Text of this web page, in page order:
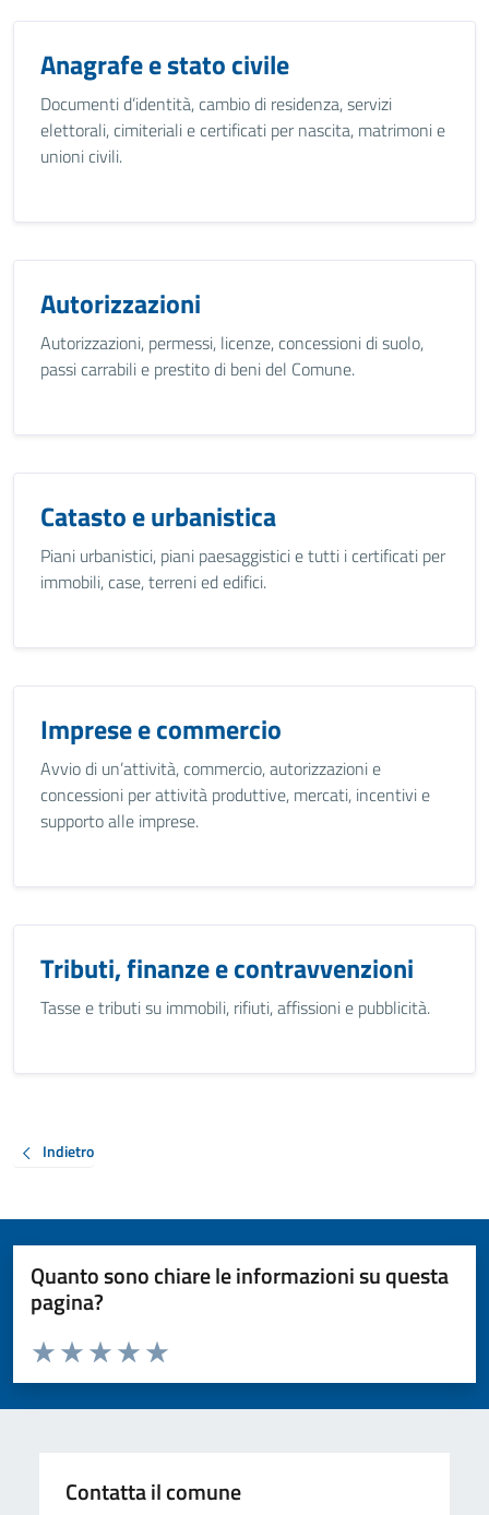
Anagrafe e stato civile
Documenti d’identità, cambio di residenza, servizi
elettorali, cimiteriali e certificati per nascita, matrimoni e
unioni civili.
Autorizzazioni
Autorizzazioni, permessi, licenze, concessioni di suolo,
passi carrabili e prestito di beni del Comune.
Catasto e urbanistica
Piani urbanistici, piani paesaggistici e tutti i certificati per
immobili, case, terreni ed edifici.
Imprese e commercio
Avvio di un’attività, commercio, autorizzazioni e
concessioni per attività produttive, mercati, incentivi e
supporto alle imprese.
Tributi, finanze e contravvenzioni
Tasse e tributi su immobili, rifiuti, affissioni e pubblicità.
Indietro
Quanto sono chiare le informazioni su questa
pagina?
Valuta da 1 a 5 stelle la pagina
Valuta 5 stelle su 5
Valuta 4 stelle su 5
Valuta 3 stelle su 5
Valuta 2 stelle su 5
Valuta 1 stelle su 5
Contatta il comune